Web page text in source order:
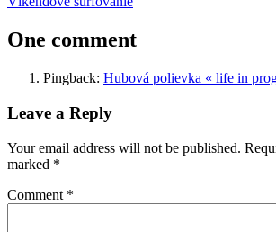
navigation
One comment
Pingback: Hubová polievka « life in
Leave a Reply
Your email address will not be published.
marked *
Comment *